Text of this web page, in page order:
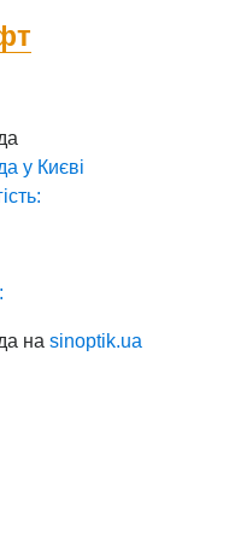
у Києві
наsinoptik.ua